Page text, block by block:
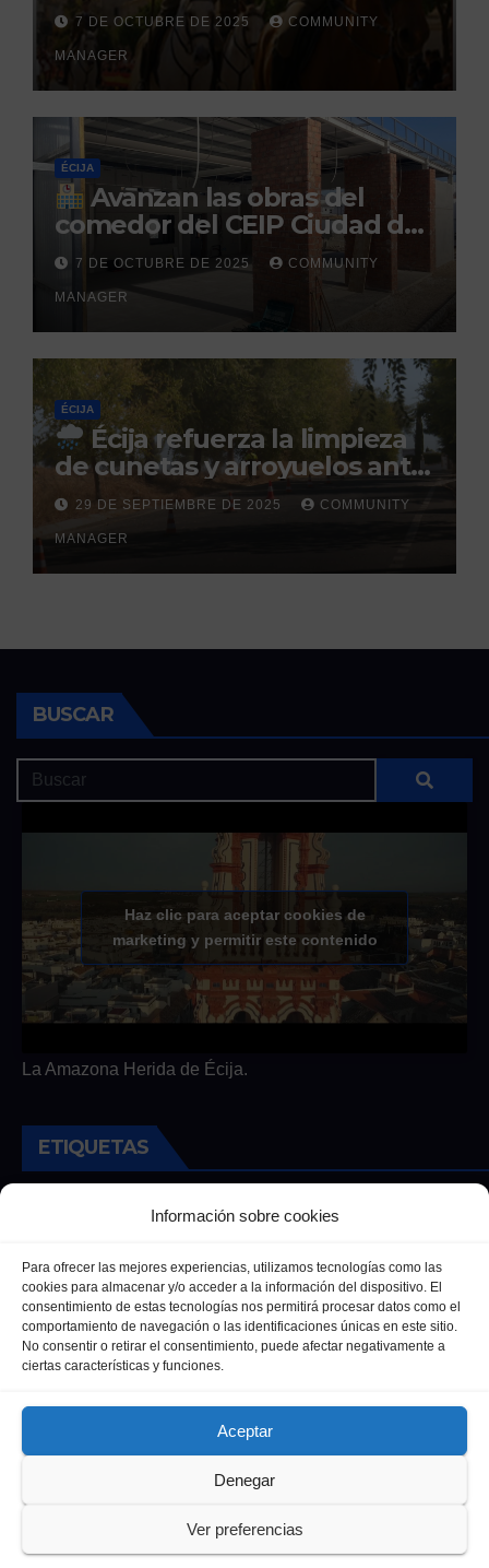
Información sobre cookies
Para ofrecer las mejores experiencias, utilizamos tecnologías como las
cookies para almacenar y/o acceder a la información del dispositivo. El
consentimiento de estas tecnologías nos permitirá procesar datos como el
comportamiento de navegación o las identificaciones únicas en este sitio.
No consentir o retirar el consentimiento, puede afectar negativamente a
ciertas características y funciones.
Aceptar
Denegar
Ver preferencias
la Hispanidad organizado por
el Centro Militar de Cría
Caballar
7 DE OCTUBRE DE 2025 COMMUNITY
MANAGER
ÉCIJA
Avanzan las obras del
comedor del CEIP Ciudad del
Sol: su finalización está
prevista para finales de 2025
7 DE OCTUBRE DE 2025 COMMUNITY
MANAGER
ÉCIJA
Écija refuerza la limpieza
de cunetas y arroyuelos ante
la llegada de las lluvias
otoñales
29 DE SEPTIEMBRE DE 2025 COMMUNITY
MANAGER
BUSCAR
Haz clic para aceptar cookies de
marketing y permitir este contenido
La Amazona Herida de Écija.
ETIQUETAS
Andalucía Cultura Deportes